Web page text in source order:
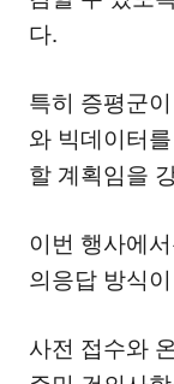
다.
특히 증평군
와 빅데이터
할 계획임을
이번 행사에
의응답 방식
사전 접수와